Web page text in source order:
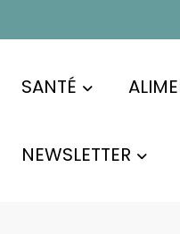
SANTÉ
NEWSLETTER